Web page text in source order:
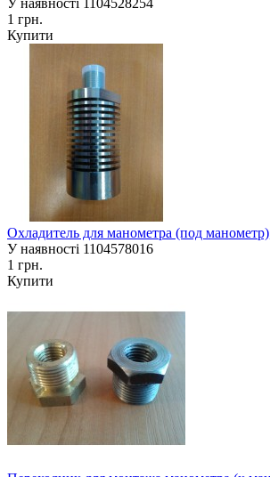
1 грн.
Купити
Охладитель для манометра (под
У наявності 1104578016
1 грн.
Купити